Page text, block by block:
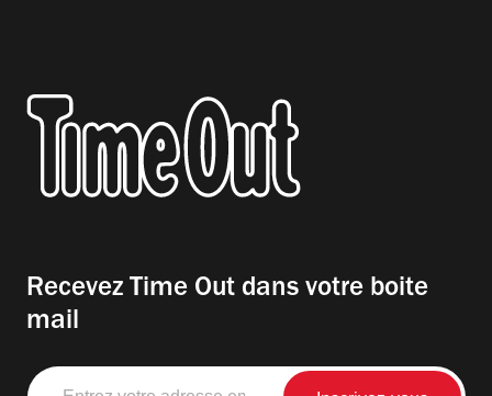
Recevez Time Out dans votre boite
mail
Entrez